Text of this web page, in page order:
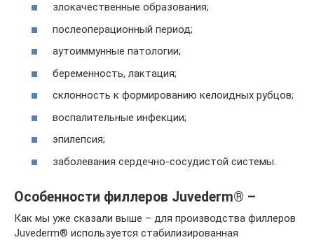
злокачественные образования;
послеоперационный период;
аутоиммунные патологии;
беременность, лактация;
склонность к формированию келоидных рубцов;
воспалительные инфекции;
эпилепсия;
заболевания сердечно-сосудистой системы.
Особенности филлеров Juvederm® –
Как мы уже сказали выше – для производства филлеров
Juvederm® используется стабилизированная